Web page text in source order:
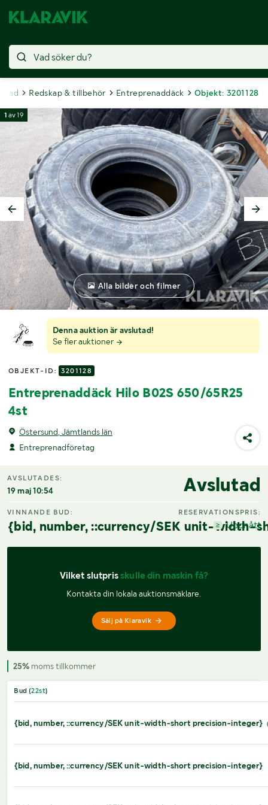
Redskap & tillbehör Entreprenaddäck Objekt: 3201128
Denna auktion är avslutad!
Se fler auktioner
OBJEKT-ID: 3201128
Entreprenaddäck Hilo B02S 650/65R25
4st
Östersund, Jämtlands län
Entreprenadföretag
1 av19
Alla bilder och filmer
AVSLUTADES:
19 maj 10:54 Avslutad
VINNANDE BUD:
{bid, number, ::currency/SEK unit-width-
RESERVATIONSPRIS:
Uppnått
Vilket slutpris skulle din maskin få?
Kontakta din lokala auktionsmäklare.
Sälj på Klaravik
25% moms tillkommer
Bud (22st)
{bid, number, ::currency/SEK unit-width-short precision-integer}
{bid, number, ::currency/SEK unit-width-short precision-integer}